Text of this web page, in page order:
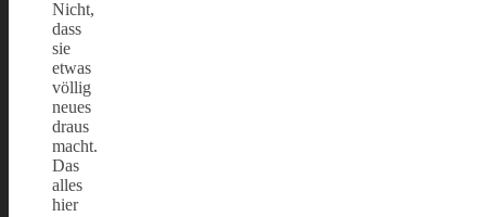
Nicht,
dass
sie
etwas
völlig
neues
draus
macht.
Das
alles
hier